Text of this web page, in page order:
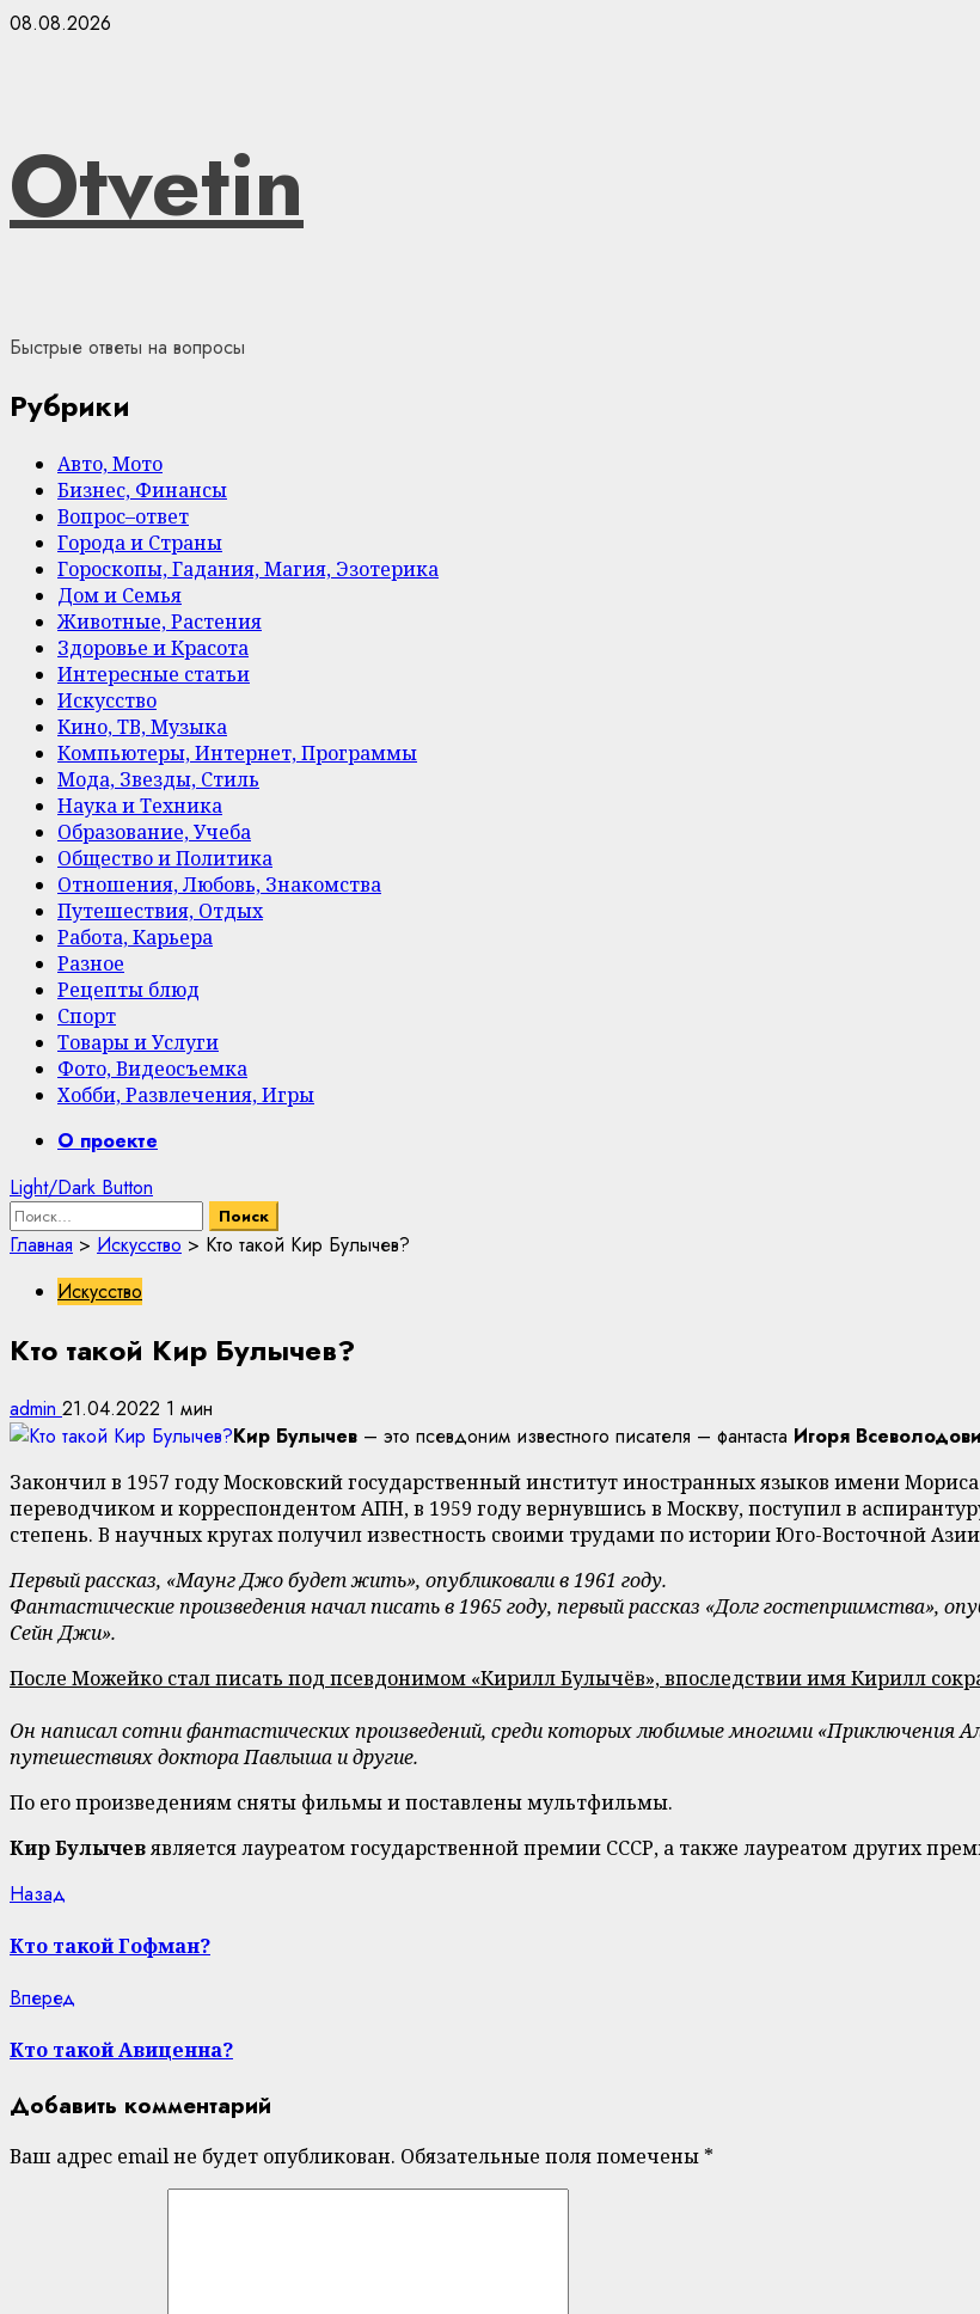
Skip
08.08.2026
Otvetin
Быстрые ответы на вопросы
Рубрики
Авто, Мото
Бизнес, Финансы
Вопрос–ответ
Города и Страны
Гороскопы, Гадания, Магия, Эзотерика
Дом и Семья
Животные, Растения
Здоровье и Красота
Интересные статьи
Искусство
Кино, ТВ, Музыка
Компьютеры, Интернет, Программы
Мода, Звезды, Стиль
Наука и Техника
Образование, Учеба
Общество и Политика
Отношения, Любовь, Знакомства
Путешествия, Отдых
Работа, Карьера
Разное
Рецепты блюд
Спорт
Товары и Услуги
Фото, Видеосъемка
Хобби, Развлечения, Игры
PrimaryО проекте
Light/Dark Button
Найти:
Главная > Искусство > Кто такой Кир Булычев?
Искусство
Кто такой Кир Булычев?
admin 21.04.2022 1 мин
Кир Булычев – это псевдоним известного писателя – фантаста Игоря
Закончил в 1957 году Московский государственный институт иностранных языков имени Мориса
переводчиком и корреспондентом АПН, в 1959 году вернувшись в Москву, поступил в
степень. В научных кругах получил известность своими трудами по истории Юго-Восточной
Первый рассказ, «Маунг Джо будет жить», опубликовали в 1961 году.
Фантастические произведения начал писать в 1965 году, первый рассказ «Долг гостеприимства»,
Сейн Джи».
После Можейко стал писать под псевдонимом «Кирилл Булычёв», впоследствии имя Кирилл
Он написал сотни фантастических произведений, среди которых любимые многими «Приключения
путешествиях доктора Павлыша и другие.
По его произведениям сняты фильмы и поставлены мультфильмы.
Кир Булычевявляется лауреатом государственной премии СССР, а также лауреатом других
Continue
Reading
Назад
Кто такой Гофман?
Вперед
Кто такой Авиценна?
Добавить комментарий
Ваш адрес email не будет опубликован. Обязательные поля помечены *